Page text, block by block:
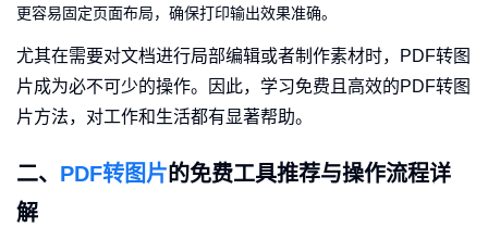
更容易固定页面布局，确保打印输出效果准确。
尤其在需要对文档进行局部编辑或者制作素材时，PDF转图
片成为必不可少的操作。因此，学习免费且高效的PDF转图
片方法，对工作和生活都有显著帮助。
二、 PDF转图片 的免费工具推荐与操作流程详
解